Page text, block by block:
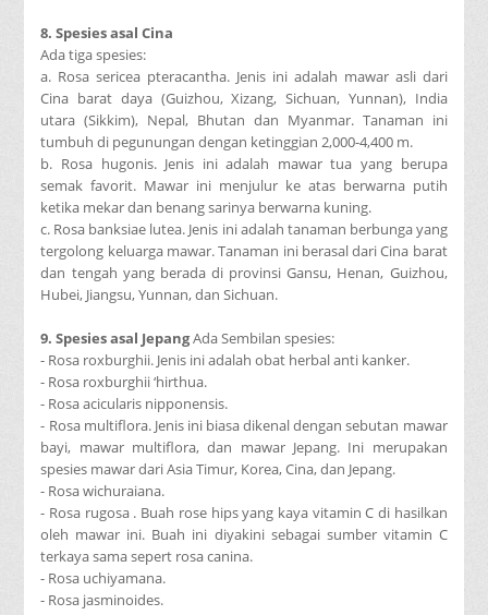
8. Spesies asal Cina
Ada tiga spesies:
a. Rosa sericea pteracantha. Jenis ini adalah mawar asli dari
Cina barat daya (Guizhou, Xizang, Sichuan, Yunnan), India
utara (Sikkim), Nepal, Bhutan dan Myanmar. Tanaman ini
tumbuh di pegunungan dengan ketinggian 2,000-4,400 m.
b. Rosa hugonis. Jenis ini adalah mawar tua yang berupa
semak favorit. Mawar ini menjulur ke atas berwarna putih
ketika mekar dan benang sarinya berwarna kuning.
c. Rosa banksiae lutea. Jenis ini adalah tanaman berbunga yang
tergolong keluarga mawar. Tanaman ini berasal dari Cina barat
dan tengah yang berada di provinsi Gansu, Henan, Guizhou,
Hubei, Jiangsu, Yunnan, dan Sichuan.
9. Spesies asal JepangAda Sembilan spesies:
- Rosa roxburghii. Jenis ini adalah obat herbal anti kanker.
- Rosa roxburghii ‘hirthua.
- Rosa acicularis nipponensis.
- Rosa multiflora. Jenis ini biasa dikenal dengan sebutan mawar
bayi, mawar multiflora, dan mawar Jepang. Ini merupakan
spesies mawar dari Asia Timur, Korea, Cina, dan Jepang.
- Rosa wichuraiana.
- Rosa rugosa . Buah rose hips yang kaya vitamin C di hasilkan
oleh mawar ini. Buah ini diyakini sebagai sumber vitamin C
terkaya sama sepert rosa canina.
- Rosa uchiyamana.
- Rosa jasminoides.